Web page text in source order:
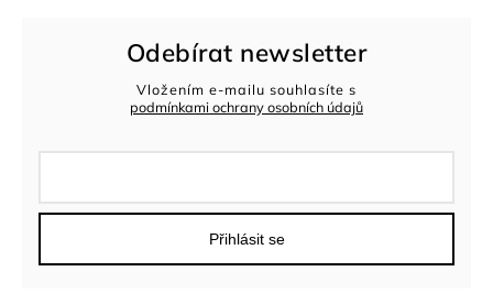
Odebírat newsletter
Vložením e-mailu souhlasíte s
podmínkami ochrany osobních údajů
Přihlásit se